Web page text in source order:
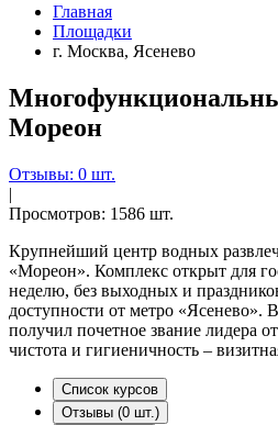
Главная
Площадки
г. Москва, Ясенево
Мореон
Отзывы: 0 шт.
|
Просмотров: 1586 шт.
Крупнейший центр водных
«Мореон». Комплекс открыт для
неделю, без выходных и
доступности от метро
получил почетное звание лидера
чистота и гигиеничность –
Список курсов
Отзывы (0 шт.)